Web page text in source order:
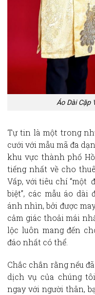
Áo Dài Cặp
Tự tin là một trong
cưới với mẫu mã đa
khu vực thành phố
tiếng nhất về cho
Vấp, với tiêu chí “một
biệt”, các mẫu áo dài
ánh nhìn, bởi được
cảm giác thoải mái
lộc luôn mang đến
đáo nhất có thể.
Chắc chắn rằng nếu
dịch vụ của chúng
ngay với người thân,